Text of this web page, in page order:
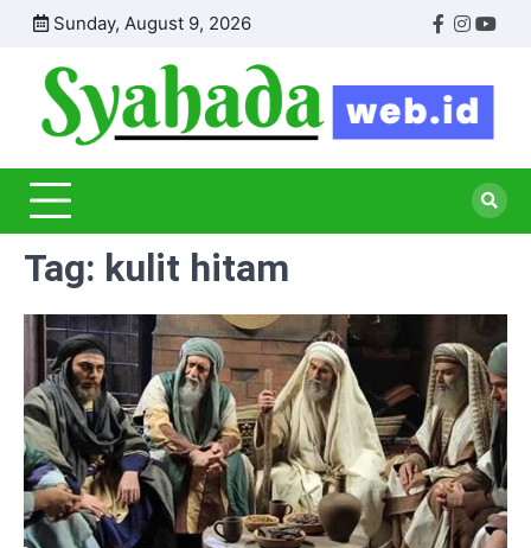
Skip
content
Sunday, August 9, 2026
Facebook
Tag: kulit hitam